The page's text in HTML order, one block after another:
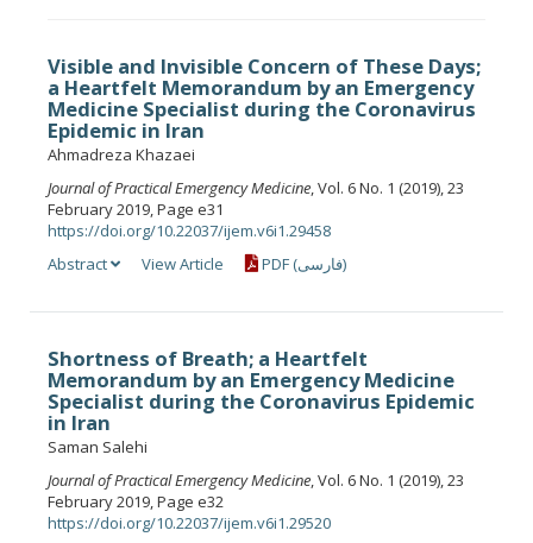
Visible and Invisible Concern of These Days;
a Heartfelt Memorandum by an Emergency
Medicine Specialist during the Coronavirus
Epidemic in Iran
Ahmadreza Khazaei
Journal of Practical Emergency Medicine, Vol. 6 No. 1 (2019), 23
February 2019, Page e31
https://doi.org/10.22037/ijem.v6i1.29458
Abstract
View Article PDF (فارسی)
Shortness of Breath; a Heartfelt
Memorandum by an Emergency Medicine
Specialist during the Coronavirus Epidemic
in Iran
Saman Salehi
Journal of Practical Emergency Medicine, Vol. 6 No. 1 (2019), 23
February 2019, Page e32
https://doi.org/10.22037/ijem.v6i1.29520